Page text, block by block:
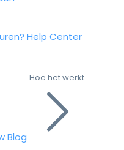
Help Center
Blog
Hoe het werkt